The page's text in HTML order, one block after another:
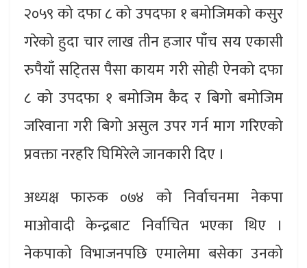
२०५९ को दफा ८ को उपदफा १ बमोजिमको कसुर
गरेको हुदा चार लाख तीन हजार पाँच सय एकासी
रुपैयाँ सट्‍तिस पैसा कायम गरी सोही ऐनको दफा
८ को उपदफा १ बमोजिम कैद र बिगो बमोजिम
जरिवाना गरी बिगो असुल उपर गर्न माग गरिएको
प्रवक्ता नरहरि घिमिरेले जानकारी दिए ।
अध्यक्ष फारुक ०७४ को निर्वाचनमा नेकपा
माओवादी केन्द्रबाट निर्वाचित भएका थिए ।
नेकपाको विभाजनपछि एमालेमा बसेका उनको